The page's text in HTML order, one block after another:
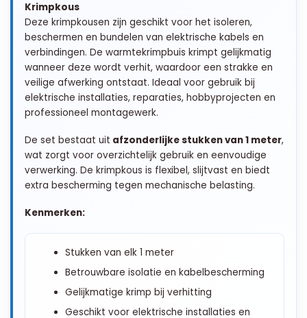
Krimpkous
Deze krimpkousen zijn geschikt voor het isoleren,
beschermen en bundelen van elektrische kabels en
verbindingen. De warmtekrimpbuis krimpt gelijkmatig
wanneer deze wordt verhit, waardoor een strakke en
veilige afwerking ontstaat. Ideaal voor gebruik bij
elektrische installaties, reparaties, hobbyprojecten en
professioneel montagewerk.
De set bestaat uit afzonderlijke stukken van 1 meter,
wat zorgt voor overzichtelijk gebruik en eenvoudige
verwerking. De krimpkous is flexibel, slijtvast en biedt
extra bescherming tegen mechanische belasting.
Kenmerken:
Stukken van elk 1 meter
Betrouwbare isolatie en kabelbescherming
Gelijkmatige krimp bij verhitting
Geschikt voor elektrische installaties en